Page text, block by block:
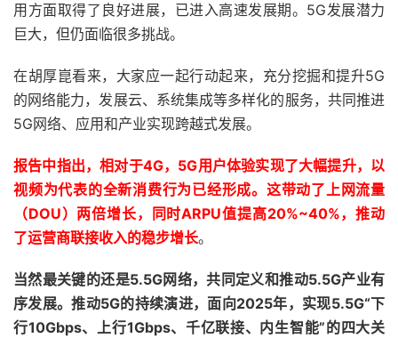
用方面取得了良好进展，已进入高速发展期。5G发展潜力
巨大，但仍面临很多挑战。
在胡厚崑看来，大家应一起行动起来，充分挖掘和提升5G
的网络能力，发展云、系统集成等多样化的服务，共同推进
5G网络、应用和产业实现跨越式发展。
报告中指出，相对于4G，5G用户体验实现了大幅提升，以
视频为代表的全新消费行为已经形成。这带动了上网流量
（DOU）两倍增长，同时ARPU值提高20%~40%，推动
了运营商联接收入的稳步增长。
当然最关键的还是5.5G网络，共同定义和推动5.5G产业有
序发展。推动5G的持续演进，面向2025年，实现5.5G“下
行10Gbps、上行1Gbps、千亿联接、内生智能”的四大关